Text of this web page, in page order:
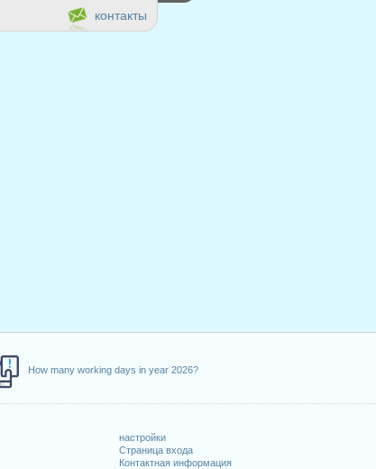
How many working days in year 2026?
настройки
Страница входа
Контактная информация
контакты